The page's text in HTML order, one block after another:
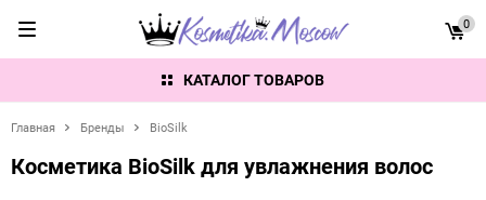
КАТАЛОГ ТОВАРОВ
0
Главная Бренды BioSilk
Косметика BioSilk для увлажнения волос